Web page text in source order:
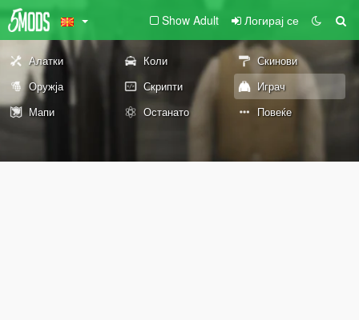
Show Adult Логирај се
Алатки Коли
Скинови
Оружја
Скрипти
Играч
Мапи
Останато Повеќе